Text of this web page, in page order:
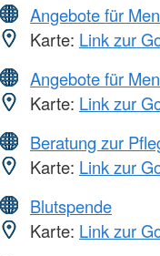
Angebote für
Karte: Link zur
Angebote für
Karte: Link zur
Beratung zur
Karte: Link zur
Blutspende
Karte: Link zur